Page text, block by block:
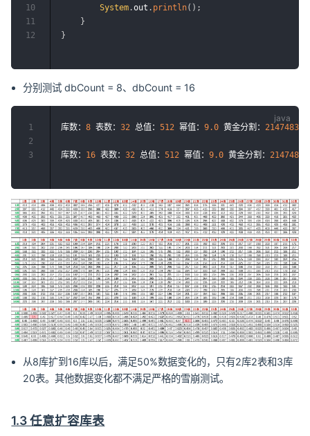
System .out . println( ) ;
}
}
10
11
12
分别测试 dbCount = 8、dbCount = 16
库数： 8 表数： 32 总值： 512 幂值： 9.0 黄金分割：
库数： 16 表数： 32 总值： 512 幂值： 9.0 黄金分割：
1
2
3
从8库扩到16库以后，满足50%数据变化的，只有2库2表和3库
20表。其他数据变化都不满足严格的雪崩测试。
1.3 任意扩容库表